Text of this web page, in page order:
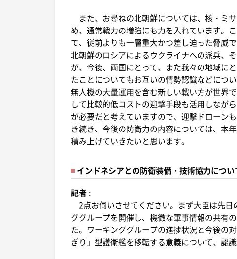
また、お尋ねの北朝鮮については、核・ミ
め、通常戦力の増強にも力を入れています。
て、従前よりも一層重大かつ差し迫った脅威
北朝鮮のロシアによるウクライナへの派兵、
が、今後、両国にとって、また我々の地域に
たことについてもお互いの情勢認識などにつ
無人機の大量運用を含む新しい戦い方が世界
して比較的低コストの迎撃手段も活用しなが
が必要だと考えていますので、迎撃ドローン
き続き、今後の防衛力の内容については、本
積み上げていきたいと思います。
インドネシアとの防衛装備・技術協力につい
記者 :
2点お伺いさせてください。まず大臣は先
ググループを開催し、機微な軍事情報の共有
た。ワーキンググループの進捗状況と今後の
ぎり」型護衛艦を移転する意義について、認